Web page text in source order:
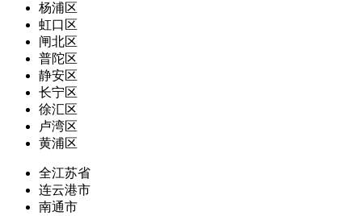
杨浦区
虹口区
闸北区
普陀区
静安区
长宁区
徐汇区
卢湾区
黄浦区
全江苏省
连云港市
南通市